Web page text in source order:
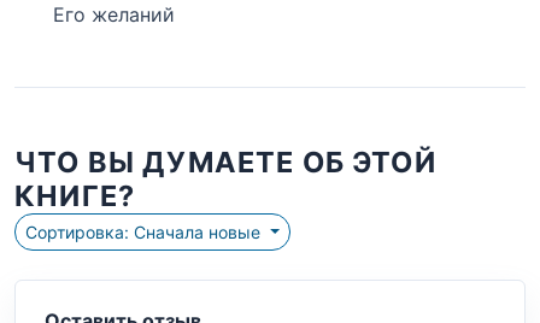
Его желаний
ЧТО ВЫ ДУМАЕТЕ ОБ ЭТОЙ
КНИГЕ?
Сортировка: Сначала новые